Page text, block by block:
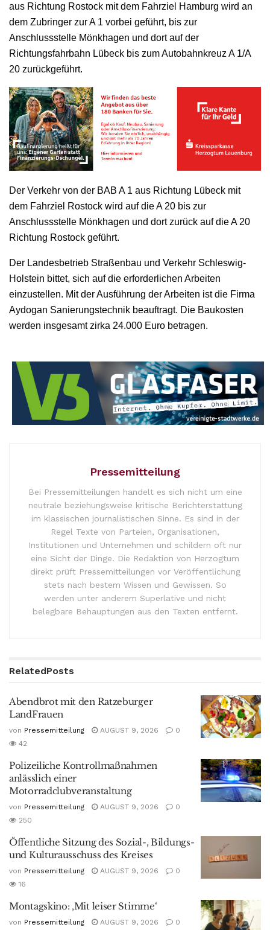
aus Richtung Rostock mit dem Fahrziel Hamburg wird an
dem Zubringer zur A 1 vorbei geführt, bis zur
Anschlussstelle Mönkhagen und dort auf der
Richtungsfahrbahn Lübeck bis zum Autobahnkreuz A 1/A
20 zurückgeführt.
Der Verkehr von der BAB A 1 aus Richtung Lübeck mit
dem Fahrziel Rostock wird auf die A 20 bis zur
Anschlussstelle Mönkhagen und dort zurück auf die A 20
Richtung Rostock geführt.
Der Landesbetrieb Straßenbau und Verkehr Schleswig-
Holstein bittet, sich auf die erforderlichen Arbeiten
einzustellen. Mit der Ausführung der Arbeiten ist die Firma
Aydogan Sanierungstechnik beauftragt. Die Baukosten
werden insgesamt zirka 24.000 Euro betragen.
Pressemitteilung
Bei Pressemitteilungen handelt es sich nicht um eine
neutrale beziehungsweise kritische Berichterstattung
im klassischen journalistischen Sinne. Es sind in der
Regel Texte von Parteien, Organisationen,
Institutionen und Unternehmen und schildern oft nur
eine Sicht der Dinge. Die Redaktion von Herzogtum
direkt prüft Pressemitteilungen vor Veröffentlichung
stets nach bestem Wissen und Gewissen. So
werden unter anderem Superlative und nicht
belegbare Behauptungen aus den Texten entfernt.
RelatedPosts
Abendbrot mit den Ratzeburger
LandFrauen
von Pressemitteilung AUGUST 9, 2026
0
42
Polizeiliche Kontrollmaßnahmen
anlässlich einer
Motorradclubveranstaltung
von Pressemitteilung AUGUST 9, 2026
0
250
Öffentliche Sitzung des Sozial-, Bildungs-
und Kulturausschuss des Kreises
von Pressemitteilung AUGUST 9, 2026
0
16
Montagskino: ‚Mit leiser Stimme‘
von Pressemitteilung AUGUST 9, 2026 0